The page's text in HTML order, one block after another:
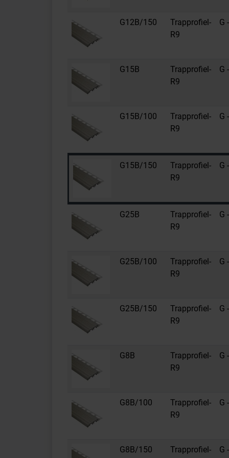
G12B/150
Trapprofiel-
R9
G
G15B
Trapprofiel-
R9
G
G15B/100
Trapprofiel-
R9
G
G15B/150
Trapprofiel-
R9
G
G25B
Trapprofiel-
R9
G
G25B/100
Trapprofiel-
R9
G
G25B/150
Trapprofiel-
R9
G
G8B
Trapprofiel-
R9
G
G8B/100
Trapprofiel-
R9
G
G8B/150
Trapprofiel-
G